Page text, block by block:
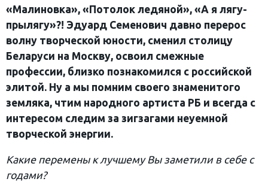
«Малиновка», «Потолок ледяной», «А я лягу-
прылягу»?! Эдуард Семенович давно перерос
волну творческой юности, сменил столицу
Беларуси на Москву, освоил смежные
профессии, близко познакомился с российской
элитой. Ну а мы помним своего знаменитого
земляка, чтим народного артиста РБ и всегда с
интересом следим за зигзагами неуемной
творческой энергии.
Какие перемены к лучшему Вы заметили в себе с
годами?